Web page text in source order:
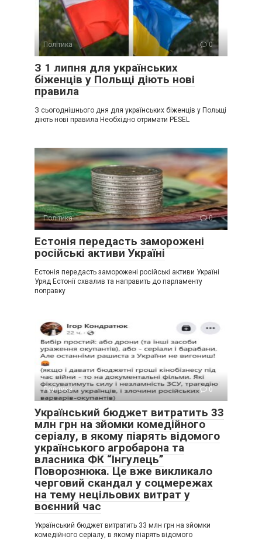
Політика 0
З 1 липня для українських
біженців у Польщі діють нові
правила
З сьогоднішнього дня для українських біженців у Польщі
діють нові правила Необхідно отримати PESEL
Політика 0
Естонія передасть заморожені
російські активи Україні
Естонія передасть заморожені російські активи Україні
Уряд Естонії схвалив та направить до парламенту
поправку
Політика 0
Український бюджет витратить 33
млн грн на зйомки комедійного
серіалу, в якому піарять відомого
українського агробарона та
власника ФК “Інгулець”
Поворознюка. Це вже викликало
черговий скандал у соцмережах
на тему нецільових витрат у
воєнний час
Український бюджет витратить 33 млн грн на зйомки
комедійного серіалу, в якому піарять відомого